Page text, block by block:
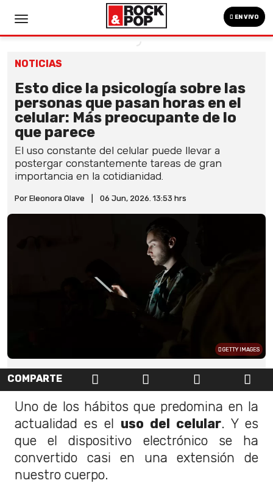
EN VIVO
NOTICIAS
Esto dice la psicología sobre las
personas que pasan horas en el
celular: Más preocupante de lo
que parece
El uso constante del celular puede llevar a
postergar constantemente tareas de gran
importancia en la cotidianidad.
Por Eleonora Olave 06 Jun, 2026. 13:53 hrs
GETTY IMAGES
COMPARTE
Uno de los hábitos que predomina en la
actualidad es el uso del celular. Y es
que el dispositivo electrónico se ha
convertido casi en una extensión de
nuestro cuerpo.